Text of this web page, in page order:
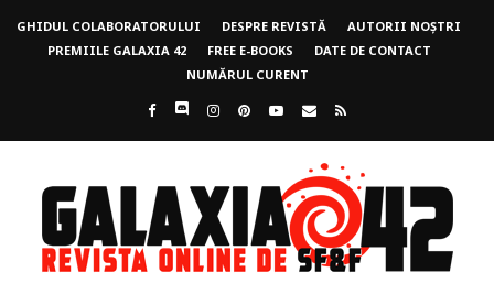
GHIDUL COLABORATORULUI DESPRE REVISTĂ
AUTORII NOȘTRI
PREMIILE GALAXIA 42
FREE E-BOOKS
DATE DE CONTACT
NUMĂRUL CURENT